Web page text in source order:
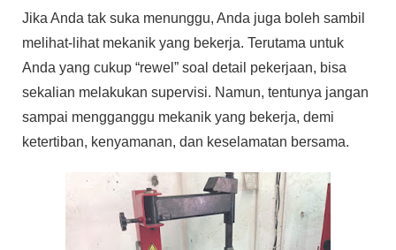
Jika Anda tak suka menunggu, Anda juga boleh sambil
melihat-lihat mekanik yang bekerja. Terutama untuk
Anda yang cukup “rewel” soal detail pekerjaan, bisa
sekalian melakukan supervisi. Namun, tentunya jangan
sampai mengganggu mekanik yang bekerja, demi
ketertiban, kenyamanan, dan keselamatan bersama.